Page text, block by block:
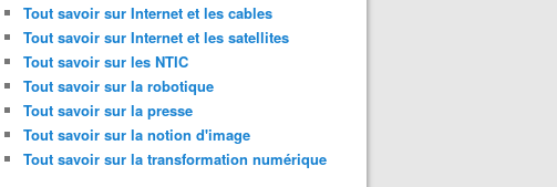
Tout savoir sur Internet et les cables
Tout savoir sur Internet et les satellites
Tout savoir sur les NTIC
Tout savoir sur la robotique
Tout savoir sur la presse
Tout savoir sur la notion d'image
Tout savoir sur la transformation numérique